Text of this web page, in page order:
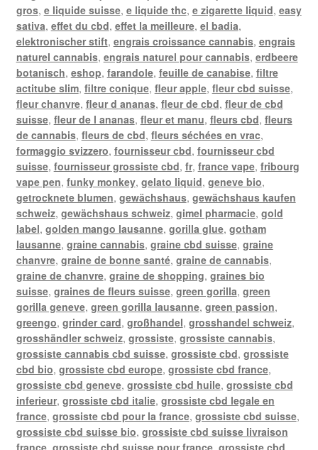
gros, e liquide suisse, e liquide thc, e zigarette liquid, easy
sativa, effet du cbd, effet la meilleure, el badia,
elektronischer stift, engrais croissance cannabis, engrais
naturel cannabis, engrais naturel pour cannabis, erdbeere
botanisch, eshop, farandole, feuille de canabise, filtre
actitube slim, filtre conique, fleur apple, fleur cbd suisse,
fleur chanvre, fleur d ananas, fleur de cbd, fleur de cbd
suisse, fleur de l ananas, fleur et manu, fleurs cbd, fleurs
de cannabis, fleurs de cbd, fleurs séchées en vrac,
formaggio svizzero, fournisseur cbd, fournisseur cbd
suisse, fournisseur grossiste cbd, fr, france vape, fribourg
vape pen, funky monkey, gelato liquid, geneve bio,
getrocknete blumen, gewächshaus, gewächshaus kaufen
schweiz, gewächshaus schweiz, gimel pharmacie, gold
label, golden mango lausanne, gorilla glue, gotham
lausanne, graine cannabis, graine cbd suisse, graine
chanvre, graine de bonne santé, graine de cannabis,
graine de chanvre, graine de shopping, graines bio
suisse, graines de fleurs suisse, green gorilla, green
gorilla geneve, green gorilla lausanne, green passion,
greengo, grinder card, großhandel, grosshandel schweiz,
grosshändler schweiz, grossiste, grossiste cannabis,
grossiste cannabis cbd suisse, grossiste cbd, grossiste
cbd bio, grossiste cbd europe, grossiste cbd france,
grossiste cbd geneve, grossiste cbd huile, grossiste cbd
inferieur, grossiste cbd italie, grossiste cbd legale en
france, grossiste cbd pour la france, grossiste cbd suisse,
grossiste cbd suisse bio, grossiste cbd suisse livraison
france, grossiste cbd suisse pour france, grossiste cbd